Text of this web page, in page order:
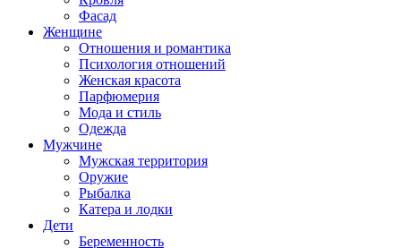
Фасад
Женщине
Отношения и романтика
Психология отношений
Женская красота
Парфюмерия
Мода и стиль
Одежда
Мужчине
Мужская территория
Оружие
Рыбалка
Катера и лодки
Дети
Беременность